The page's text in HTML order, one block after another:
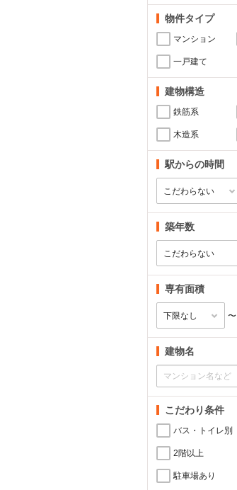
物件タイプ
マンション
一戸建て
建物構造
鉄筋系
木造系
駅からの時間
築年数
専有面積
〜
建物名
こだわり条件
バス・トイレ別
2階以上
駐車場あり